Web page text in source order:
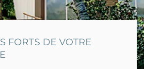
FORTS DE VOTRE